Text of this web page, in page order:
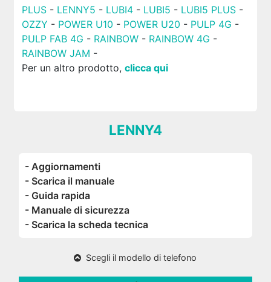
PLUS- LENNY5 - LUBI4- LUBI5 - LUBI5 PLUS-
OZZY - POWER U10 - POWER U20 - PULP 4G -
PULP FAB 4G - RAINBOW- RAINBOW 4G -
RAINBOW JAM -
Per un altro prodotto, clicca qui
LENNY4
- Aggiornamenti
- Scarica il manuale
- Guida rapida
- Manuale di sicurezza
- Scarica la scheda tecnica
Scegli il modello di telefono